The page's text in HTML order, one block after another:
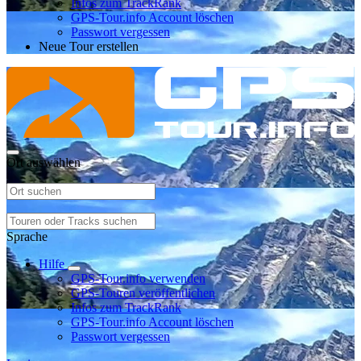
GPS-Tour.info Account löschen
Passwort vergessen
Neue Tour erstellen
Ort auswählen
Sprache
Hilfe
GPS-Tour.info verwenden
GPS-Touren veröffentlichen
Infos zum TrackRank
GPS-Tour.info Account löschen
Passwort vergessen